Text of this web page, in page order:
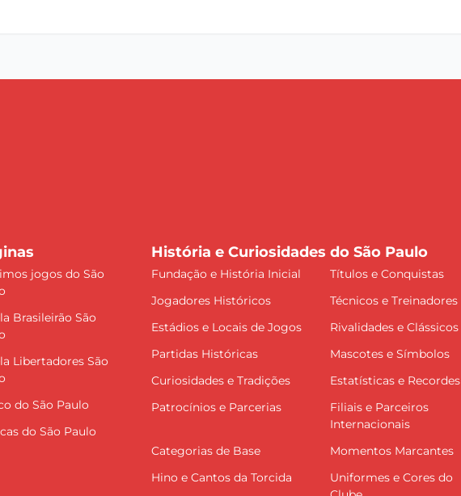
jogos do São
Brasileirão São
Libertadores São
do São Paulo
do São Paulo
História e Curiosidades do São Paulo
Fundação e História Inicial
Títulos e Conquistas
Jogadores Históricos
Técnicos e Treinadores
Estádios e Locais de Jogos
Rivalidades e Clássicos
Partidas Históricas
Mascotes e Símbolos
Curiosidades e Tradições
Estatísticas e Recordes
Patrocínios e Parcerias
Filiais e Parceiros
Internacionais
Categorias de Base
Momentos Marcantes
Hino e Cantos da Torcida
Uniformes e Cores do